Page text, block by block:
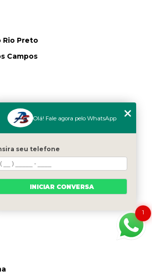
Rio Preto
Campos
Campos
1
Olá! Fale agora pelo WhatsApp
seu telefone
INICIAR CONVERSA